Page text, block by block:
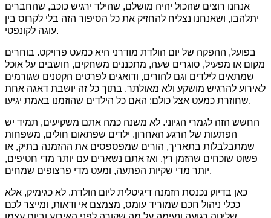
אנחנו רוצים שהכול יהיה מושלם, שהילד ירגיש כוכב, שהחברים
יתלהבו, ושאנחנו נצליח להחזיק את כל הסיפור הזה בלי לקרוס בין
עוגה לקונפטי.
בפועל, ההפקה של יום הולדת מודרני היא כמעט פרויקט. בוחרים
מקום או מפעיל, סוגרים שעה, מתכננים משחקים, חושבים על אוכל
שמתאים לילדים וגם להורים, ודואגים לפרטים הקטנים שגורמים
לאירוע להרגיש מושקע ולא מאולתר. בתוך כל זה יושבת דאגה אחת
שחוזרת כמעט אצל כולם: האם כל הילדים שהוזמנו באמת יגיעו.
החשש הזה לגמרי הגיוני. לא משנה כמה אתם משקיעים, תמיד יש
הפתעות של הרגע האחרון. ילדים שפתאום חולים, משפחות
שמתבלבלות בתאריך, הורים שמפספסים את ההזמנה בתיק, או
פשוט שוכחים שהזמן רץ. ואז אתם נשארים עם יותר מדי חטיפים,
יותר מדי שקיות הפתעה, ומעט מדי פרצופים שמחים.
כאן בדיוק נכנסת הזמנה דיגיטלית ליום הולדת. לא כגימיק, אלא
ככלי ניהול חכם שמוריד עומס, מצמצם אי ודאות, ומייצר לכם